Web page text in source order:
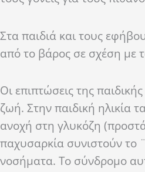
Στα παιδιά και τους
από το βάρος σε σχέση με
Οι επιπτώσεις της
ζωή. Στην παιδική ηλικία
ανοχή στη γλυκόζη
παχυσαρκία συνιστούν το
νοσήματα. Το σύνδρομο